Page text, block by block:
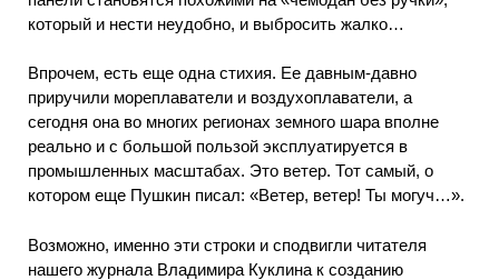
который и нести неудобно, и выбросить жалко…
Впрочем, есть еще одна стихия. Ее давным-давно
приручили мореплаватели и воздухоплаватели, а
сегодня она во многих регионах земного шара вполне
реально и с большой пользой эксплуатируется в
промышленных масштабах. Это ветер. Тот самый, о
котором еще Пушкин писал: «Ветер, ветер! Ты могуч…».
Возможно, именно эти строки и сподвигли читателя
нашего журнала Владимира Куклина к созданию